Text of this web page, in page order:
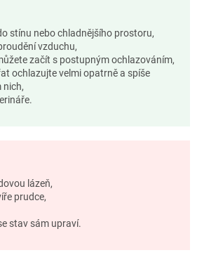
stínu nebo chladnějšího prostoru,
vzduchu,
začít s postupným ochlazováním,
ochlazujte velmi opatrně a spíše
nich,
lázeň,
prudce,
stav sám upraví.